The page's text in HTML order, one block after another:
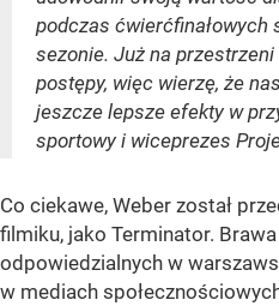
podczas ćwierćfinałowych
sezonie. Już na przestrzeni
postępy, więc wierzę, że
jeszcze lepsze efekty w
sportowy i wiceprezes
Co ciekawe, Weber został
filmiku, jako Terminator.
odpowiedzialnych w
w mediach